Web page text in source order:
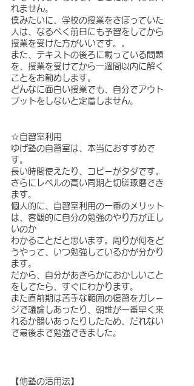
れません。
僕みたいに、学校の授業をさぼっていた
人は、なるべく前日にも予習をしてから
授業を受けた方がいいです。。
また、テキストの後ろに載っている問題
を、授業を受けてから一週間以内に解く
ことをお勧めします。
どんなに面白い授業でも、自分でアウト
プットをしないと定着しません。
☆自習室利用
ゆげ塾の自習室は、本当におすすめで
す。
長い時間使えたり、コピーがタダです。
さらにレベルの高い同期と切磋琢磨でき
ます。
個人的に、自習室利用の一番のメリット
は、客観的に自分の勉強のやり方が正し
いのか
わかることだと思います。周りが何をど
うやって、いつ勉強しているかが分かり
ます。
だから、自分があきらかにおかしいこと
をしてたら、すぐにわかります。
また直前期は苦手な範囲の復習をガレー
ジで議論しあったり、朝誰が一番早く来
れるか競いあったりしたため、だれない
で最後まで勉強できました。
【他塾の活用法】